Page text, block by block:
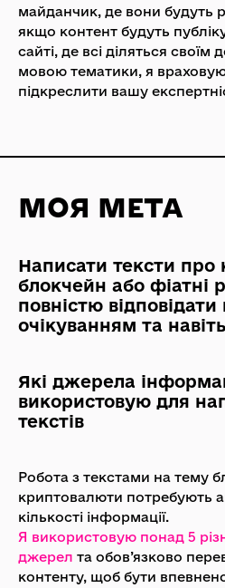
майданчик, де вони будуть
якщо контент будуть
сайті, де всі діляться своїм
мовою тематики, я
підкреслити вашу
МОЯ МЕТА
Написати тексти про
блокчейн або фіатні
повністю
очікуванням та
Які джерела
використовую для
текстів
Робота з текстами на тему
криптовалюти потребують
кількості інформації.
Я використовую понад 5
джерел та обов’язково
контенту, щоб бути